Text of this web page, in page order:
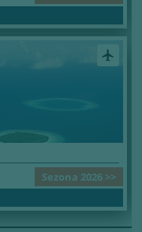
airplanemode_active
Sezona 2026 >>